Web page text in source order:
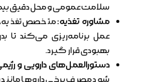
سلامت عمومی و محل دقیق
مشاوره تغذیه:متخصص تغذیه،
عمل برنامه‌ریزی می‌کند تا
بهبودی قرار گیرد.
دستورالعمل‌های دارویی و
شود مصرف برخی داروها مانند